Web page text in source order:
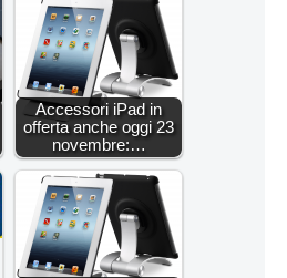
Accessori iPad in
offerta anche oggi 23
novembre:…